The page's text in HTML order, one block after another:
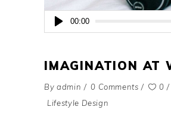
Audio
Player
00:00
IMAGINATION AT
By admin 0 Comments
0
Lifestyle Design